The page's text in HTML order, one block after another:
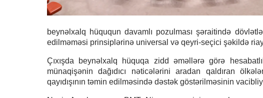
beynəlxalq hüququn davamlı pozulması şəraitində
edilməməsi prinsiplərinə universal və qeyri-seçici şəkildə
Çıxışda beynəlxalq hüquqa zidd əməllərə görə
münaqişənin dağıdıcı nəticələrini aradan qaldıran
qayıdışının təmin edilməsində dəstək göstərilməsinin